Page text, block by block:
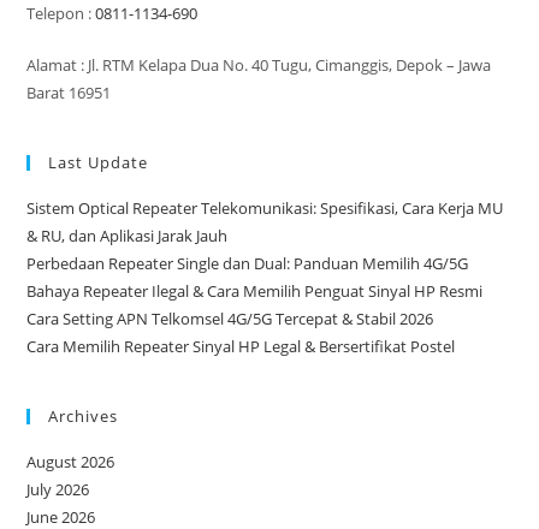
Telepon :0811-1134-690
Alamat : Jl. RTM Kelapa Dua No. 40 Tugu, Cimanggis, Depok – Jawa
Barat 16951
Last Update
Sistem Optical Repeater Telekomunikasi: Spesifikasi, Cara Kerja MU
& RU, dan Aplikasi Jarak Jauh
Perbedaan Repeater Single dan Dual: Panduan Memilih 4G/5G
Bahaya Repeater Ilegal & Cara Memilih Penguat Sinyal HP Resmi
Cara Setting APN Telkomsel 4G/5G Tercepat & Stabil 2026
Cara Memilih Repeater Sinyal HP Legal & Bersertifikat Postel
Archives
August 2026
July 2026
June 2026